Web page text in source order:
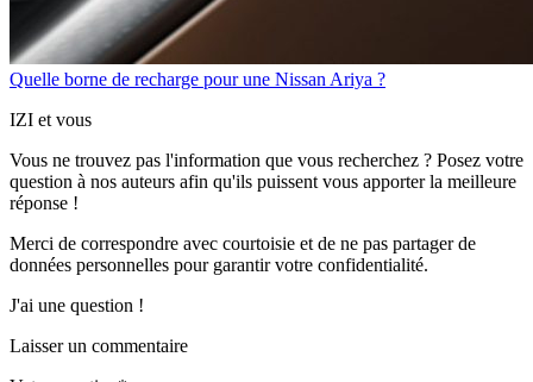
Quelle borne de recharge pour une Nissan Ariya ?
IZI et vous
Vous ne trouvez pas l'information que vous recherchez ? Posez votre
question à nos auteurs afin qu'ils puissent vous apporterla meilleure
réponse !
Merci de correspondre avec courtoisie et de ne pas partagerde
données personnelles pour garantir votre confidentialité.
J'ai une question !
Laisser un commentaire